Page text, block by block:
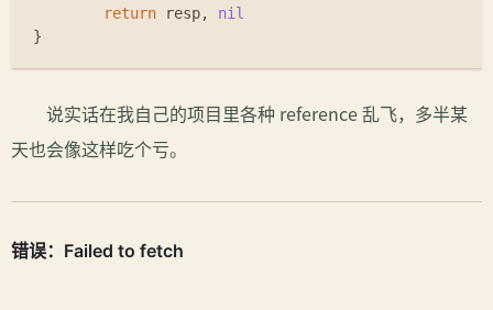
return resp, nil
}
说实话在我自己的项目里各种 reference 乱飞，多半某
天也会像这样吃个亏。